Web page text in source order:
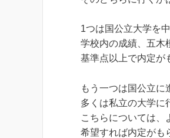
1つは国公立大学を
学校内の成績、五木
基準点以上で内定が
もう一つは国公立に
多くは私立の大学に
こちらについては、
希望すれば内定がも